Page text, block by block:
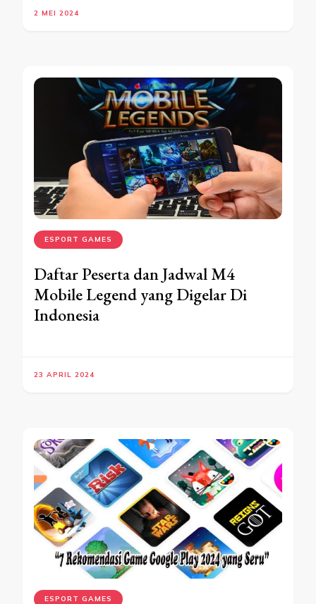
2 MEI 2024
ESPORT GAMES
Daftar Peserta dan Jadwal M4
Mobile Legend yang Digelar Di
Indonesia
23 APRIL 2024
ESPORT GAMES